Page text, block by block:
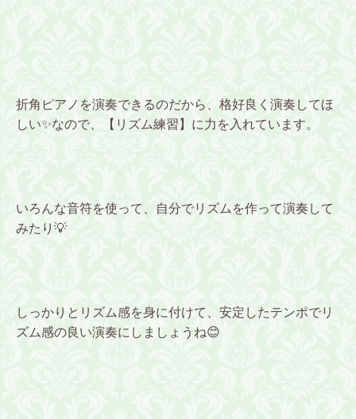
折角ピアノを演奏できるのだから、格好良く演奏してほ
しい✨なので、【リズム練習】に力を入れています。
いろんな音符を使って、自分でリズムを作って演奏して
みたり💡
しっかりとリズム感を身に付けて、安定したテンポでリ
ズム感の良い演奏にしましょうね😊